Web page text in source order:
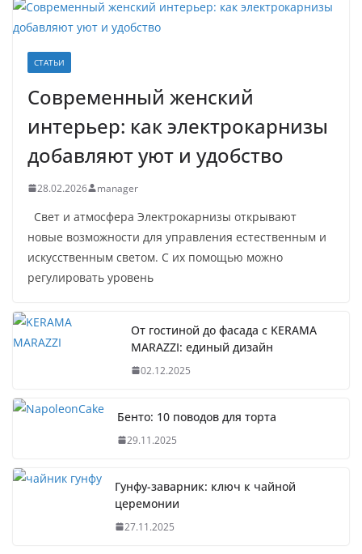
СТАТЬИ
Современный женский
интерьер: как электрокарнизы
добавляют уют и удобство
28.02.2026 manager
Свет и атмосфера Электрокарнизы открывают
новые возможности для управления естественным и
искусственным светом. С их помощью можно
регулировать уровень
От гостиной до фасада с KERAMA
MARAZZI: единый дизайн
02.12.2025
Бенто: 10 поводов для торта
29.11.2025
Гунфу-заварник: ключ к чайной
церемонии
27.11.2025